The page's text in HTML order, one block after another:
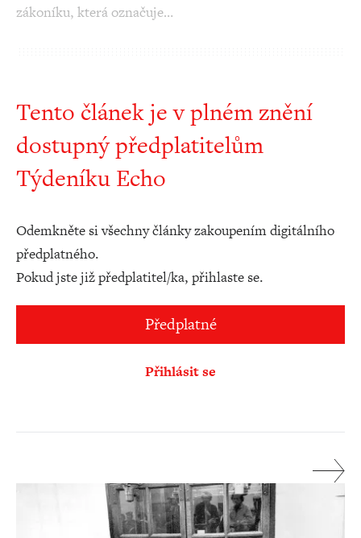
zákoníku, která označuje…
Tento článek je v plném znění
dostupný předplatitelům
Týdeníku Echo
Odemkněte si všechny články zakoupením digitálního
předplatného.
Pokud jste již předplatitel/ka, přihlaste se.
Předplatné
Přihlásit se